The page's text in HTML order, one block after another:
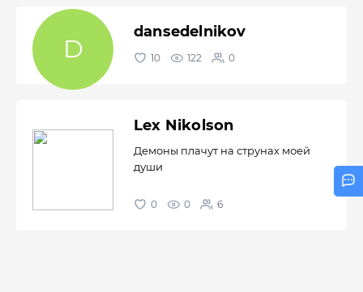
dansedelnikov
10 122 0
Lex Nikolson
Демоны плачут на струнах моей
души
0 0 6